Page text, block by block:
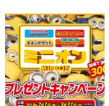
ン